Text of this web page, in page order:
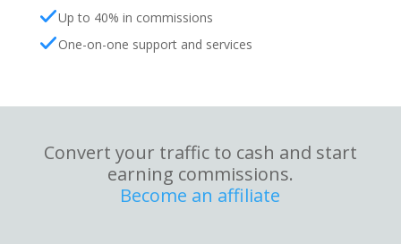
Up to 40% in commissions
One-on-one support and services
Convert your traffic to cash and start
earning commissions.
Become an affiliate